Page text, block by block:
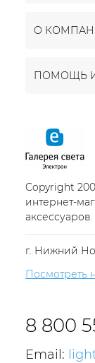
О
ПОМОЩЬ
Copyright
интернет-
г. Нижний
Посмотреть
8 800
Email: